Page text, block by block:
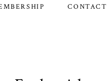
CONTACT